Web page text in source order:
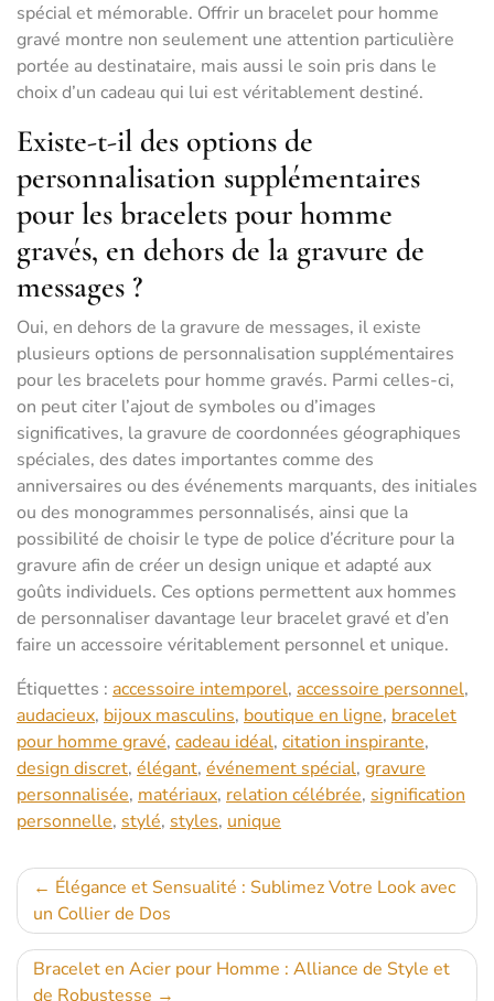
spécial et mémorable. Offrir un bracelet pour homme
gravé montre non seulement une attention particulière
portée au destinataire, mais aussi le soin pris dans le
choix d’un cadeau qui lui est véritablement destiné.
Existe-t-il des options de
personnalisation supplémentaires
pour les bracelets pour homme
gravés, en dehors de la gravure de
messages ?
Oui, en dehors de la gravure de messages, il existe
plusieurs options de personnalisation supplémentaires
pour les bracelets pour homme gravés. Parmi celles-ci,
on peut citer l’ajout de symboles ou d’images
significatives, la gravure de coordonnées géographiques
spéciales, des dates importantes comme des
anniversaires ou des événements marquants, des initiales
ou des monogrammes personnalisés, ainsi que la
possibilité de choisir le type de police d’écriture pour la
gravure afin de créer un design unique et adapté aux
goûts individuels. Ces options permettent aux hommes
de personnaliser davantage leur bracelet gravé et d’en
faire un accessoire véritablement personnel et unique.
Étiquettes : accessoire intemporel, accessoire personnel,
audacieux, bijoux masculins, boutique en ligne, bracelet
pour homme gravé, cadeau idéal, citation inspirante,
design discret, élégant, événement spécial, gravure
personnalisée, matériaux, relation célébrée, signification
personnelle, stylé, styles, unique
Navigation
de
l’article
Élégance et Sensualité : Sublimez Votre Look avec
un Collier de Dos
Bracelet en Acier pour Homme : Alliance de Style et
de Robustesse